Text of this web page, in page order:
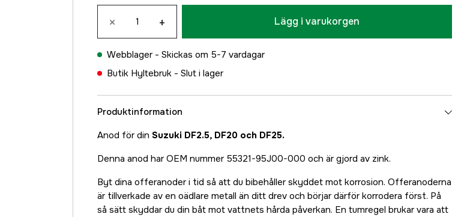
× + Lägg i varukorgen
Webblager - Skickas om 5-7 vardagar
Butik Hyltebruk - Slut i lager
Produktinformation
Anod för din Suzuki DF2.5, DF20 och DF25.
Denna anod har OEM nummer 55321-95J00-000 och är gjord av zink.
Byt dina offeranoder i tid så att du bibehåller skyddet mot korrosion. Offeranoderna
är tillverkade av en oädlare metall än ditt drev och börjar därför korrodera först. På
så sätt skyddar du din båt mot vattnets hårda påverkan. En tumregel brukar vara att